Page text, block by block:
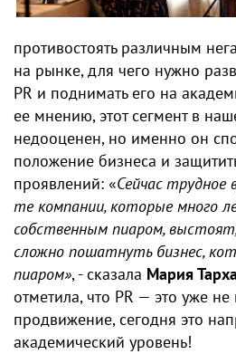
противостоять различным
на рынке, для чего нужно
PR и поднимать его на
ее мнению, этот сегмент в
недооценен, но именно он
положение бизнеса и
проявлений: «Сейчас трудное
те компании, которые много
собственным пиаром,
сложно пошатнуть бизнес,
пиаром», - сказала Мария
отметила, что PR — это уже
продвижение, сегодня это
академический уровень!